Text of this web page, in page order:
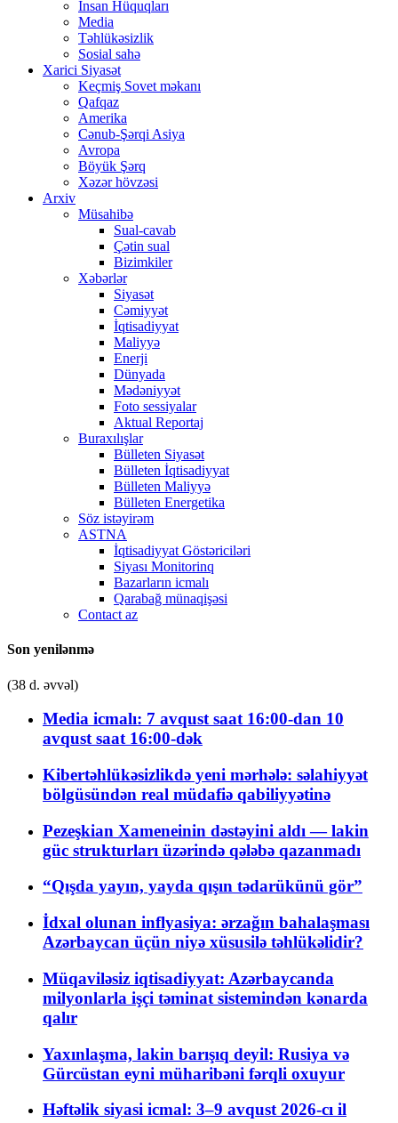
İnsan Hüquqları
Media
Təhlükəsizlik
Sosial sahə
Xarici Siyasət
Keçmiş Sovet məkanı
Qafqaz
Amerika
Cənub-Şərqi Asiya
Avropa
Böyük Şərq
Xəzər hövzəsi
Arxiv
Müsahibə
Sual-cavab
Çətin sual
Bizimkiler
Xəbərlər
Siyasət
Cəmiyyət
İqtisadiyyat
Maliyyə
Enerji
Dünyada
Mədəniyyət
Foto sessiyalar
Aktual Reportaj
Buraxılışlar
Bülleten Siyasət
Bülleten İqtisadiyyat
Bülleten Maliyyə
Bülleten Energetika
Söz istəyirəm
ASTNA
İqtisadiyyat Göstəriciləri
Siyası Monitorinq
Bazarların icmalı
Qarabağ münaqişəsi
Contact az
Son yenilənmə
(38 d. əvvəl)
Media icmalı: 7 avqust saat 16:00-dan 10
avqust saat 16:00-dək
Kibertəhlükəsizlikdə yeni mərhələ: səlahiyyət
bölgüsündən real müdafiə qabiliyyətinə
Pezeşkian Xameneinin dəstəyini aldı — lakin
güc strukturları üzərində qələbə qazanmadı
“Qışda yayın, yayda qışın tədarükünü gör”
İdxal olunan inflyasiya: ərzağın bahalaşması
Azərbaycan üçün niyə xüsusilə təhlükəlidir?
Müqaviləsiz iqtisadiyyat: Azərbaycanda
milyonlarla işçi təminat sistemindən kənarda
qalır
Yaxınlaşma, lakin barışıq deyil: Rusiya və
Gürcüstan eyni müharibəni fərqli oxuyur
Həftəlik siyasi icmal: 3–9 avqust 2026-cı il